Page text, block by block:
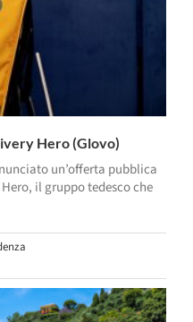
Hero (Glovo)
un’offerta pubblica
il gruppo tedesco che